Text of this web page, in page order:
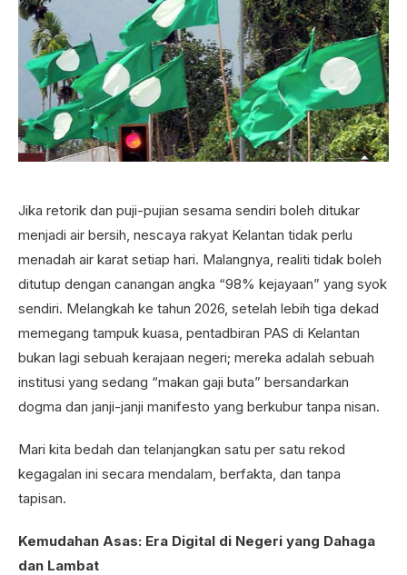
Jika retorik dan puji-pujian sesama sendiri boleh ditukar
menjadi air bersih, nescaya rakyat Kelantan tidak perlu
menadah air karat setiap hari. Malangnya, realiti tidak boleh
ditutup dengan canangan angka “98% kejayaan” yang syok
sendiri. Melangkah ke tahun 2026, setelah lebih tiga dekad
memegang tampuk kuasa, pentadbiran PAS di Kelantan
bukan lagi sebuah kerajaan negeri; mereka adalah sebuah
institusi yang sedang “makan gaji buta” bersandarkan
dogma dan janji-janji manifesto yang berkubur tanpa nisan.
Mari kita bedah dan telanjangkan satu per satu rekod
kegagalan ini secara mendalam, berfakta, dan tanpa
tapisan.
Kemudahan Asas: Era Digital di Negeri yang Dahaga
dan Lambat